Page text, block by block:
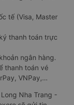
tế (Visa, Master
thanh toán trực
ngân hàng.
thanh toán vé
VNPay,…
Nha Trang -